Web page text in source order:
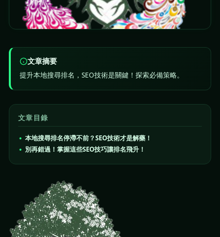
文章摘要
提升本地搜尋排名，SEO技術是關鍵！探索必備策略。
文章目錄
本地搜尋排名停滯不前？SEO技術才是解藥！
別再錯過！掌握這些SEO技巧讓排名飛升！